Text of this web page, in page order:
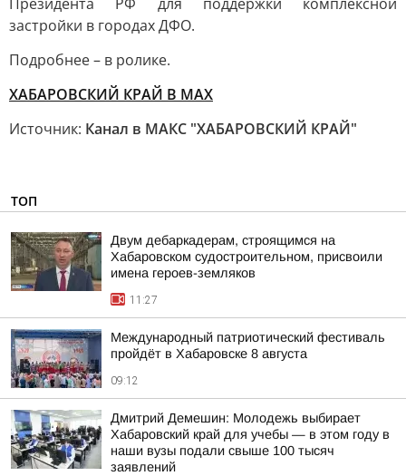
застройки в городах ДФО.
Подробнее – в ролике.
ХАБАРОВСКИЙ КРАЙ В МАХ
Источник: Канал в МАКС "ХАБАРОВСКИЙ КРАЙ"
ТОП
Двум дебаркадерам, строящимся на
Хабаровском судостроительном, присвоили
имена героев-земляков
11:27
Международный патриотический фестиваль
пройдёт в Хабаровске 8 августа
09:12
Дмитрий Демешин: Молодежь выбирает
Хабаровский край для учебы — в этом году в
наши вузы подали свыше 100 тысяч
заявлений